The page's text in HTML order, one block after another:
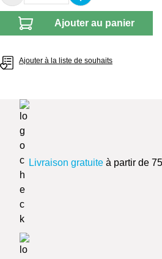
Ajouter au panier
Ajouter à la liste de souhaits
Livraison gratuite à partir de